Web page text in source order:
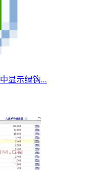
显示绿钩...